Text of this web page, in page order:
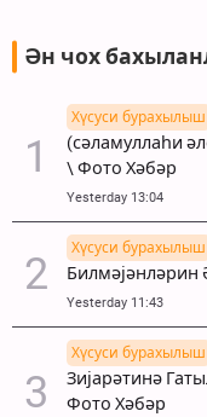
Ән чох
Хүсуси бурахылыш
(сәламуллаһи
\ Фото Хәбәр
Yesterday 13:04
Хүсуси бурахылыш
Билмәјәнләрин
Yesterday 11:43
Хүсуси бурахылыш
Зијарәтинә
Фото Хәбәр